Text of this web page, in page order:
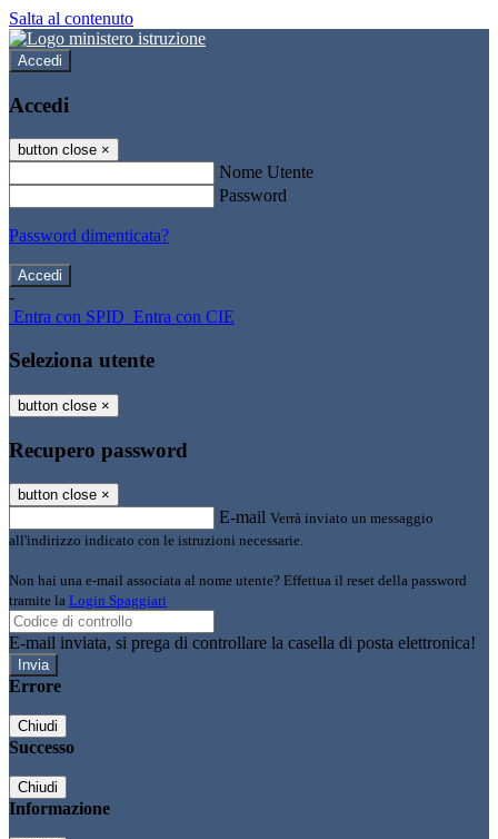
Salta al contenuto
Accedi
Accedi
button close ×
Nome Utente
Password
Password dimenticata?
-
Entra con SPID Entra con CIE
Seleziona utente
button close ×
Recupero password
button close ×
E-mail Verrà inviato un messaggio
all'indirizzo indicato con le istruzioni necessarie.
Non hai una e-mail associata al nome utente? Effettua il reset della password
tramite la Login Spaggiari
E-mail inviata, si prega di controllare la casella di posta elettronica!
Errore
Chiudi
Successo
Chiudi
Informazione